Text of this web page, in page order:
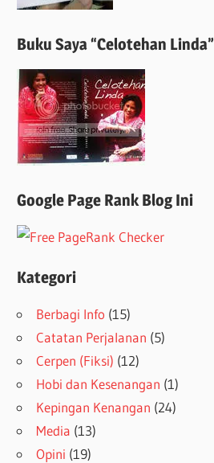
Buku Saya “Celotehan Linda”
Google Page Rank Blog Ini
Kategori
Berbagi Info (15)
Catatan Perjalanan (5)
Cerpen (Fiksi) (12)
Hobi dan Kesenangan (1)
Kepingan Kenangan (24)
Media (13)
Opini (19)